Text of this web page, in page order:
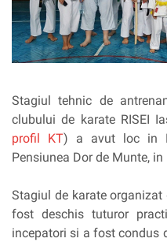
Stagiul tehnic de
clubului de karate RISEI
profil KT) a avut loc in
Pensiunea Dor de Munte,
Stagiul de karate organizat
fost deschis tuturor
incepatori si a fost condus